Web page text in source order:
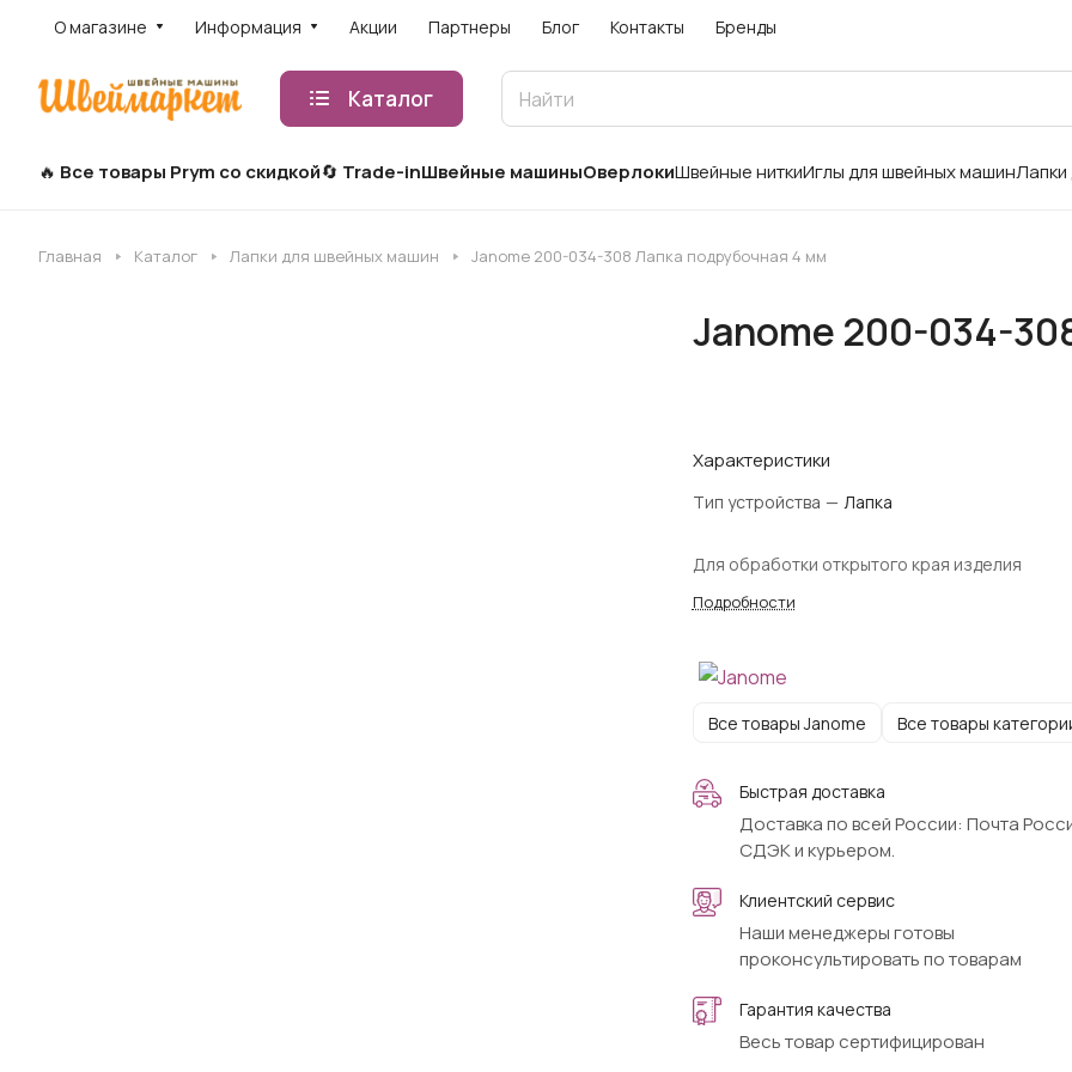
О магазине Информация Акции Партнеры Блог Контакты Бренды
Каталог
Все товары Prym со скидкой Trade-inШвейные машиныОверлокиШвейные ниткиИглы для швейных машин
Главная Каталог Лапки для швейных машин Janome 200-034-308 Лапка подрубочная 4 мм
Janome 200-034-
Характеристики
Тип устройства — Лапка
Для обработки открытого края изделия
Подробности
Все товары Janome Все товары
Быстрая доставка
Доставка по всей России: Почта
СДЭК и курьером.
Клиентский сервис
Наши менеджеры готовы
проконсультировать по товарам
Гарантия качества
Весь товар сертифицирован